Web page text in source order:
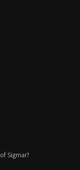
Sigmar?